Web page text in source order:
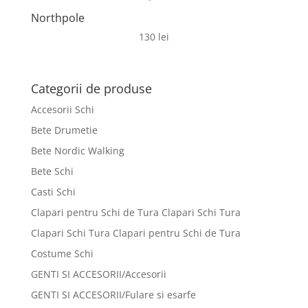
Northpole
130 lei
Categorii de produse
Accesorii Schi
Bete Drumetie
Bete Nordic Walking
Bete Schi
Casti Schi
Clapari pentru Schi de Tura Clapari Schi Tura
Clapari Schi Tura Clapari pentru Schi de Tura
Costume Schi
GENTI SI ACCESORII/Accesorii
GENTI SI ACCESORII/Fulare si esarfe